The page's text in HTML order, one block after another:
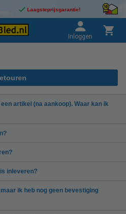
Laagsteprijsgarantie!
Inloggen
artikel (na aankoop). Waar kan ik
inleveren?
ik heb nog geen bevestiging